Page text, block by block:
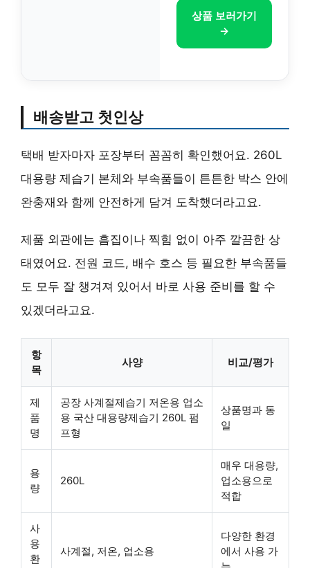
상품 보러가기
→
배송받고 첫인상
택배 받자마자 포장부터 꼼꼼히 확인했어요. 260L
대용량 제습기 본체와 부속품들이 튼튼한 박스 안에
완충재와 함께 안전하게 담겨 도착했더라고요.
제품 외관에는 흠집이나 찍힘 없이 아주 깔끔한 상
태였어요. 전원 코드, 배수 호스 등 필요한 부속품들
도 모두 잘 챙겨져 있어서 바로 사용 준비를 할 수
있겠더라고요.
항
목
사양 비교/평가
제
품
명
공장 사계절제습기 저온용 업소
용 국산 대용량제습기 260L 펌
프형
상품명과 동
일
용
량
260L
매우 대용량,
업소용으로
적합
사
용
환
사계절, 저온, 업소용
다양한 환경
에서 사용 가